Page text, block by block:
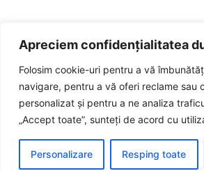
Apreciem confidențialitatea
Folosim cookie-uri pentru a vă
navigare, pentru a vă oferi reclame sau
personalizat și pentru a ne analiza
„Accept toate”, sunteți de acord cu
Personalizare Resping toate
© 2023 eGorj.ro. Toate drepturile